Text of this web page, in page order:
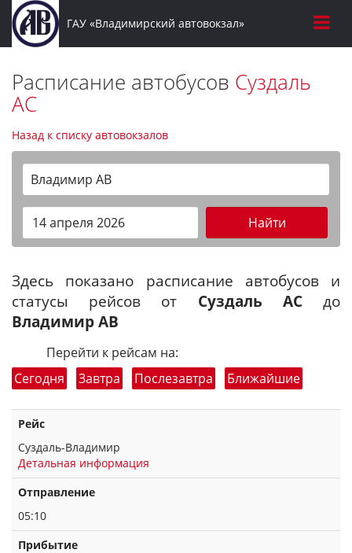
ГАУ «Владимирский автовокзал»
Расписание автобусов Суздаль
АС
Назад к списку автовокзалов
Владимир АВ
Найти
Здесь показано расписание автобусов и
статусы рейсов от Суздаль АСдо
Владимир АВ
Перейти к рейсам на:
Сегодня
Завтра Послезавтра Ближайшие
Рейс
Суздаль-Владимир
Детальная информация
Отправление
05:10
Прибытие